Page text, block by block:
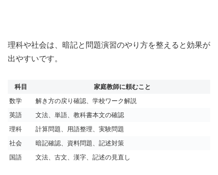
理科や社会は、暗記と問題演習のやり方を整えると効果が
出やすいです。
科目
家庭教師に頼むこと
数学
解き方の戻り確認、学校ワーク解説
英語
文法、単語、教科書本文の確認
理科
計算問題、用語整理、実験問題
社会
暗記確認、資料問題、記述対策
国語
文法、古文、漢字、記述の見直し